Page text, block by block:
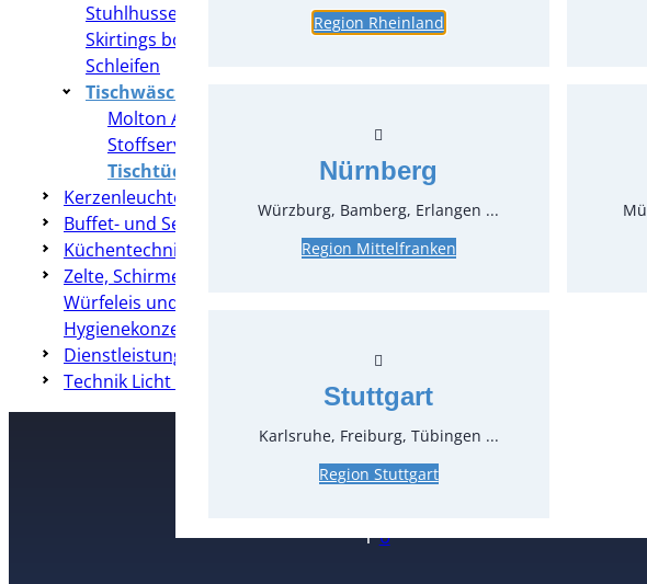
Stuhlhussen
Skirtings bodenlang
Schleifen
Tischwäsche
Molton Auflagen
Stoffservietten Mundservietten
Tischtücher
Kerzenleuchter & Dekoration
Buffet- und Servierzubehör
Küchentechnik
Zelte, Schirme, Heizung & Co
Würfeleis und Crushed-Eis
Hygienekonzepte
Dienstleistungen
Technik Licht & Ton
Kontakt
T0
Region Rheinland
Nürnberg
Würzburg, Bamberg, Erlangen ...
Region Mittelfranken
Stuttgart
Karlsruhe, Freiburg, Tübingen ...
Region Stuttgart